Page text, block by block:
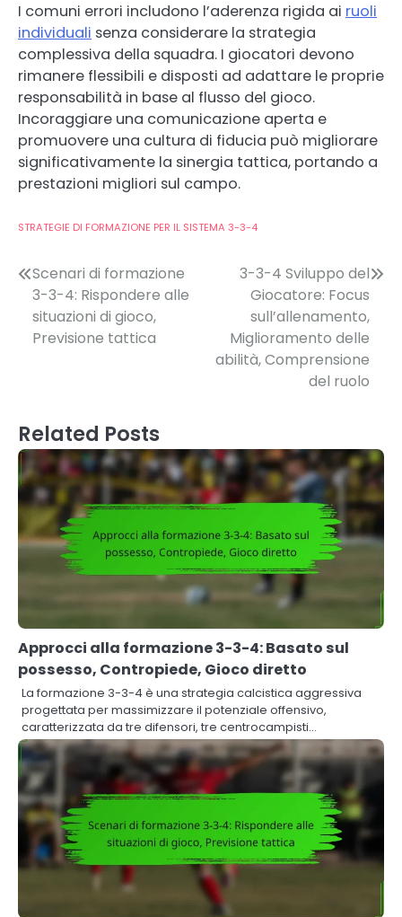
I comuni errori includono l’aderenza rigida ai ruoli
individuali senza considerare la strategia
complessiva della squadra. I giocatori devono
rimanere flessibili e disposti ad adattare le proprie
responsabilità in base al flusso del gioco.
Incoraggiare una comunicazione aperta e
promuovere una cultura di fiducia può migliorare
significativamente la sinergia tattica, portando a
prestazioni migliori sul campo.
STRATEGIE DI FORMAZIONE PER IL SISTEMA 3-3-4
Post
navigation
Scenari di formazione
3-3-4: Rispondere alle
situazioni di gioco,
Previsione tattica
3-3-4 Sviluppo del
Giocatore: Focus
sull’allenamento,
Miglioramento delle
abilità, Comprensione
del ruolo
Related Posts
Approcci alla formazione 3-3-4: Basato sul
possesso, Contropiede, Gioco diretto
La formazione 3-3-4 è una strategia calcistica aggressiva
progettata per massimizzare il potenziale offensivo,
caratterizzata da tre difensori, tre centrocampisti…